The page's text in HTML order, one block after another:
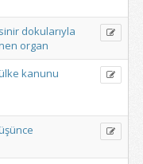
sinir dokularıyla
organ
kanunu